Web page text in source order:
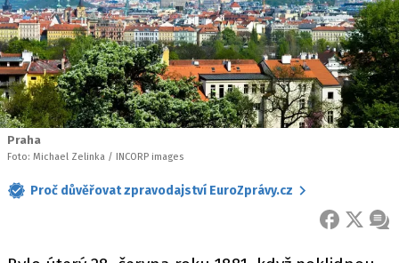
Praha
Foto: Michael Zelinka / INCORP images
Proč důvěřovat zpravodajství EuroZprávy.cz
FACEBOOK
X